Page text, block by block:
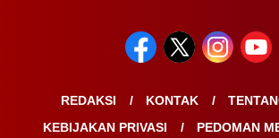
REDAKSI KONTAK
KEBIJAKAN PRIVASI
PEDOMAN